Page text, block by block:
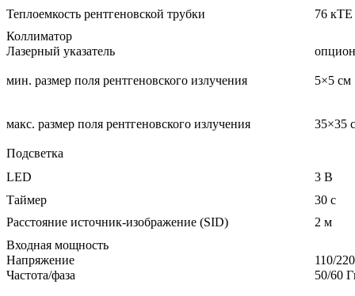
Теплоемкость рентгеновской трубки
76 кTE
Коллиматор
Лазерный указатель
мин. размер поля рентгеновского излучения 5×5 см
макс. размер поля рентгеновского излучения 35×35
Подсветка
LED
3 В
Таймер
30 с
Расстояниe источник-изображение (SID)
2 м
Входная мощность
Напряжение
110/
Частота/фаза
50/60